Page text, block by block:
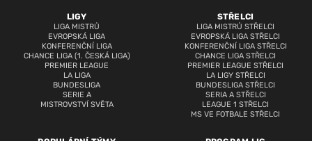
LIGY
LIGA MISTRŮ
EVROPSKÁ LIGA
KONFERENČNÍ LIGA
CHANCE LIGA (1. ČESKÁ LIGA)
PREMIER LEAGUE
LA LIGA
BUNDESLIGA
SERIE A
MISTROVSTVÍ SVĚTA
STŘELCI
LIGA MISTRŮ STŘELCI
EVROPSKÁ LIGA STŘELCI
KONFERENČNÍ LIGA STŘELCI
CHANCE LIGA STŘELCI
PREMIER LEAGUE STŘELCI
LA LIGY STŘELCI
BUNDESLIGA STŘELCI
SERIA A STŘELCI
LEAGUE 1 STŘELCI
MS VE FOTBALE STŘELCI